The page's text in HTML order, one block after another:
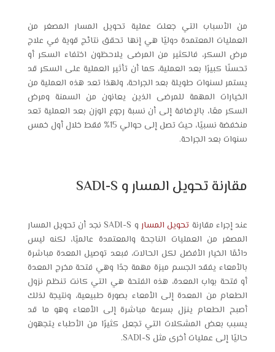
من الأسباب التي جعلت عملية تحويل المسار المصغر من
العمليات المعتمدة دوليًا هي إنها تحقق نتائج قوية في علاج
مرض السكر، فالكثير من المرضى يلاحظون اختفاء السكر أو
تحسنًا كبيرًا بعد العملية، كما أن تأثير العملية على السكر قد
يستمر لسنوات طويلة بعد الجراحة، ولهذا تعد هذه العملية من
الخيارات المهمة للمرضى الذين يعانون من السمنة ومرض
السكر معًا، بالإضافة إلى أن نسبة رجوع الوزن بعد العملية تعد
منخفضة نسبيًا، حيث تصل إلى حوالي 15% فقط خلال أول خمس
سنوات بعد الجراحة.
مقارنة تحويل المسار و SADI-S
عند إجراء مقارنة تحويل المسار
و SADI-S نجد أن تحويل المسار
المصغر من العمليات الناجحة والمعتمدة عالميًا، لكنه ليس
دائمًا الخيار الأفضل لكل الحالات، فبعد توصيل المعدة مباشرة
بالأمعاء يفقد الجسم ميزة مهمة جدًا وهي فتحة مخرج المعدة
أو فتحة بواب المعدة، هذه الفتحة هي التي كانت تنظم نزول
الطعام من المعدة إلى الأمعاء بصورة طبيعية، ونتيجة لذلك
أصبح الطعام ينزل بسرعة مباشرة إلى الأمعاء وهو ما قد
يسبب بعض المشكلات التي تجعل كثيرًا من الأطباء يتجهون
حاليًا إلى عمليات أخرى مثل SADI-S.